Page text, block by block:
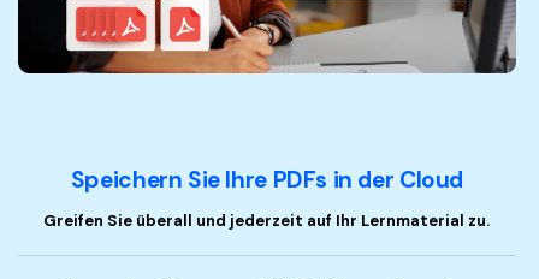
Speichern Sie Ihre PDFs in der Cloud
Greifen Sie überall und jederzeit auf Ihr Lernmaterial zu.